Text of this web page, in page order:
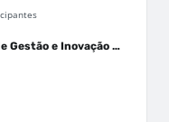
Liga Acadêmica de Gestão e Inovação Médica - LAGIM